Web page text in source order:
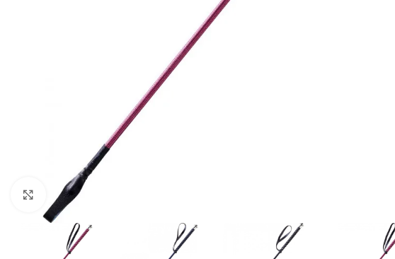
Click to enlarge